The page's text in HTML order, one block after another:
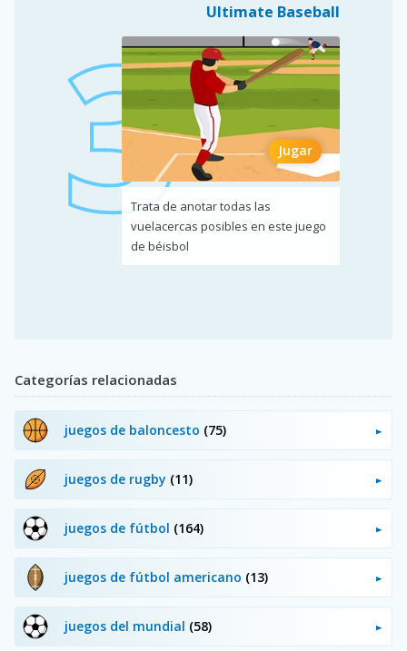
Ultimate Baseball
Jugar
Trata de anotar todas las
vuelacercas posibles en este juego
de béisbol
Categorías relacionadas
juegos de baloncesto (75)
juegos de rugby (11)
juegos de fútbol (164)
juegos de fútbol americano (13)
juegos del mundial (58)